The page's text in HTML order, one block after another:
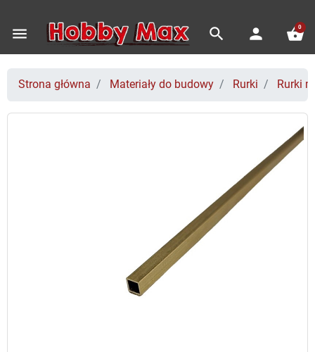
menu search person shopping_basket
0
Strona główna Materiały do budowy Rurki Rurki